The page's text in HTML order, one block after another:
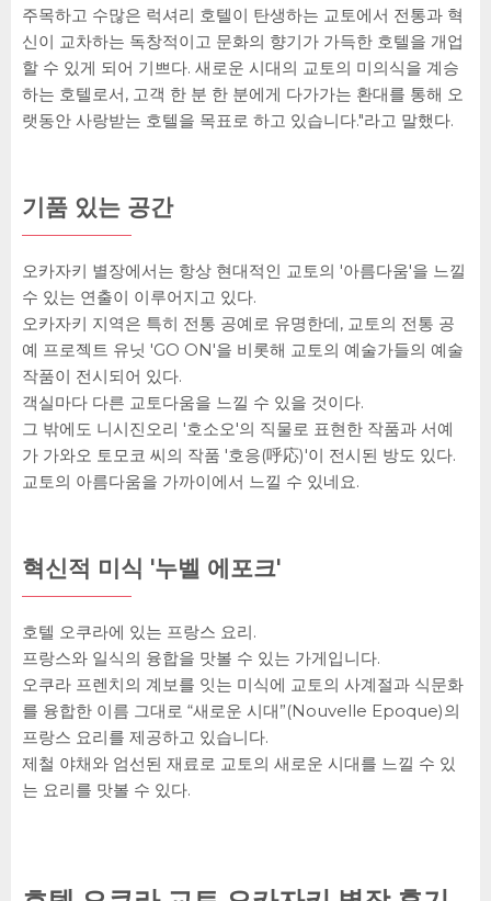
주목하고 수많은 럭셔리 호텔이 탄생하는 교토에서 전통과 혁
신이 교차하는 독창적이고 문화의 향기가 가득한 호텔을 개업
할 수 있게 되어 기쁘다. 새로운 시대의 교토의 미의식을 계승
하는 호텔로서, 고객 한 분 한 분에게 다가가는 환대를 통해 오
랫동안 사랑받는 호텔을 목표로 하고 있습니다."라고 말했다.
기품 있는 공간
오카자키 별장에서는 항상 현대적인 교토의 '아름다움'을 느낄
수 있는 연출이 이루어지고 있다.
오카자키 지역은 특히 전통 공예로 유명한데, 교토의 전통 공
예 프로젝트 유닛 'GO ON'을 비롯해 교토의 예술가들의 예술
작품이 전시되어 있다.
객실마다 다른 교토다움을 느낄 수 있을 것이다.
그 밖에도 니시진오리 '호소오'의 직물로 표현한 작품과 서예
가 가와오 토모코 씨의 작품 '호응(呼応)'이 전시된 방도 있다.
교토의 아름다움을 가까이에서 느낄 수 있네요.
혁신적 미식 '누벨 에포크'
호텔 오쿠라에 있는 프랑스 요리.
프랑스와 일식의 융합을 맛볼 수 있는 가게입니다.
오쿠라 프렌치의 계보를 잇는 미식에 교토의 사계절과 식문화
를 융합한 이름 그대로 “새로운 시대”(Nouvelle Epoque)의
프랑스 요리를 제공하고 있습니다.
제철 야채와 엄선된 재료로 교토의 새로운 시대를 느낄 수 있
는 요리를 맛볼 수 있다.